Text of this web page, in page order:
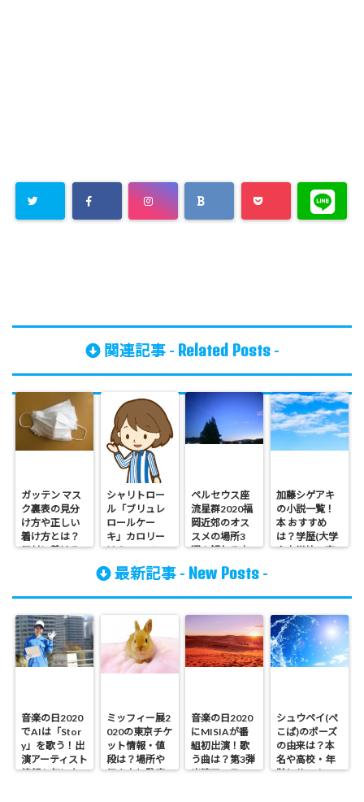
関連記事 - Related Posts-
ガッテン マス
ク裏表の見分
け方や正しい
着け方とは？
反対に着ける
シャリトロー
ル「ブリュレ
ロールケー
キ」カロリー
は？ローソン
値段(価格)や食
べた感想など
ペルセウス座
流星群2020福
岡近郊のオス
スメの場所3
選！観れる方
角や時間も気
になる！
加藤シゲアキ
の小説一覧！
本 おすすめ
は？学歴(大学
や中学校・高
最新記事 - New Posts -
音楽の日2020
でAIは「Stor
y」を歌う！出
演アーティスト
情報も気にな
ミッフィー展2
020の東京チケ
ット情報・値
段は？場所や
行き方と駐車
音楽の日2020
にMISIAが番
組初出演！歌
う曲は？第3弾
出演アーティス
シュウペイ(ぺ
こぱ)のポーズ
の由来は？本
名や高校・年
齢とサッカー